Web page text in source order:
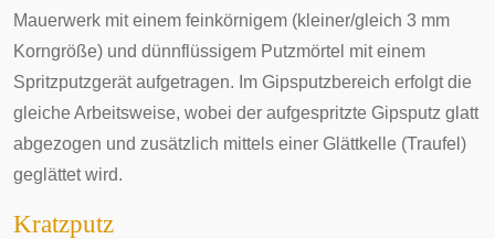
Mauerwerk mit einem feinkörnigem (kleiner/gleich 3 mm
Korngröße) und dünnflüssigem Putzmörtel mit einem
Spritzputzgerät aufgetragen. Im Gipsputzbereich erfolgt die
gleiche Arbeitsweise, wobei der aufgespritzte Gipsputz glatt
abgezogen und zusätzlich mittels einer Glättkelle (Traufel)
geglättet wird.
Kratzputz